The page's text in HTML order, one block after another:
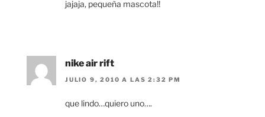
jajaja, pequeña mascota!!
nike air rift
JULIO 9, 2010 A LAS 2:32 PM
que lindo…quiero uno….